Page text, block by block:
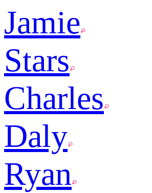
Jamie
Stars
Charles
Daly
Ryan